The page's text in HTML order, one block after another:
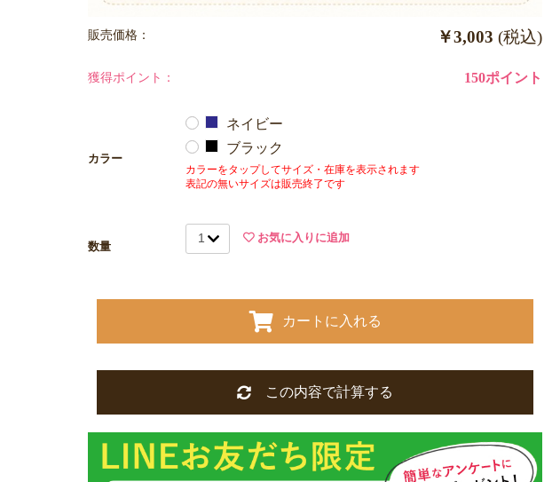
販売価格： ￥3,003 (税込)
獲得ポイント： 150ポイント
カラー
ネイビー
ブラック
カラーをタップしてサイズ・在庫を表示されます
表記の無いサイズは販売終了です
数量
お気に入りに追加
カートに入れる
カートへ進む
この内容で計算する